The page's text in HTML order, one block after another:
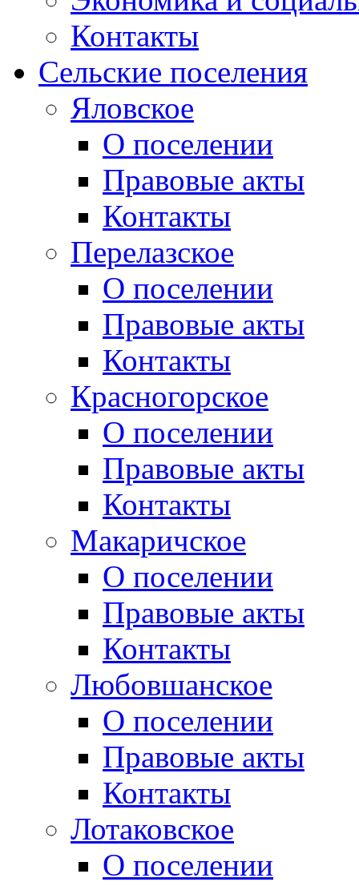
Контакты
Сельские поселения
Яловское
О поселении
Правовые акты
Контакты
Перелазское
О поселении
Правовые акты
Контакты
Красногорское
О поселении
Правовые акты
Контакты
Макаричское
О поселении
Правовые акты
Контакты
Любовшанское
О поселении
Правовые акты
Контакты
Лотаковское
О поселении